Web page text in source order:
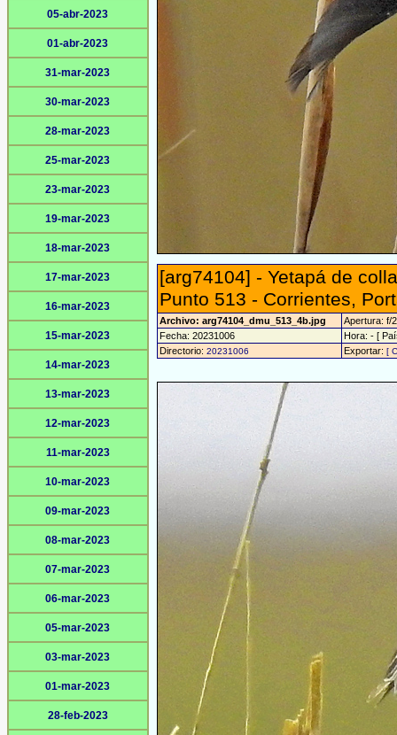
05-abr-2023
01-abr-2023
31-mar-2023
30-mar-2023
28-mar-2023
25-mar-2023
23-mar-2023
19-mar-2023
18-mar-2023
17-mar-2023
16-mar-2023
15-mar-2023
14-mar-2023
13-mar-2023
12-mar-2023
11-mar-2023
10-mar-2023
09-mar-2023
08-mar-2023
07-mar-2023
06-mar-2023
05-mar-2023
03-mar-2023
01-mar-2023
28-feb-2023
[arg74104] - Yetapá de
Punto 513 - Corrientes,
Archivo: arg74104_dmu_513_4b.jpg
Apertura: f/
Fecha: 20231006
Hora: - [
Directorio: 20231006 Exportar: [